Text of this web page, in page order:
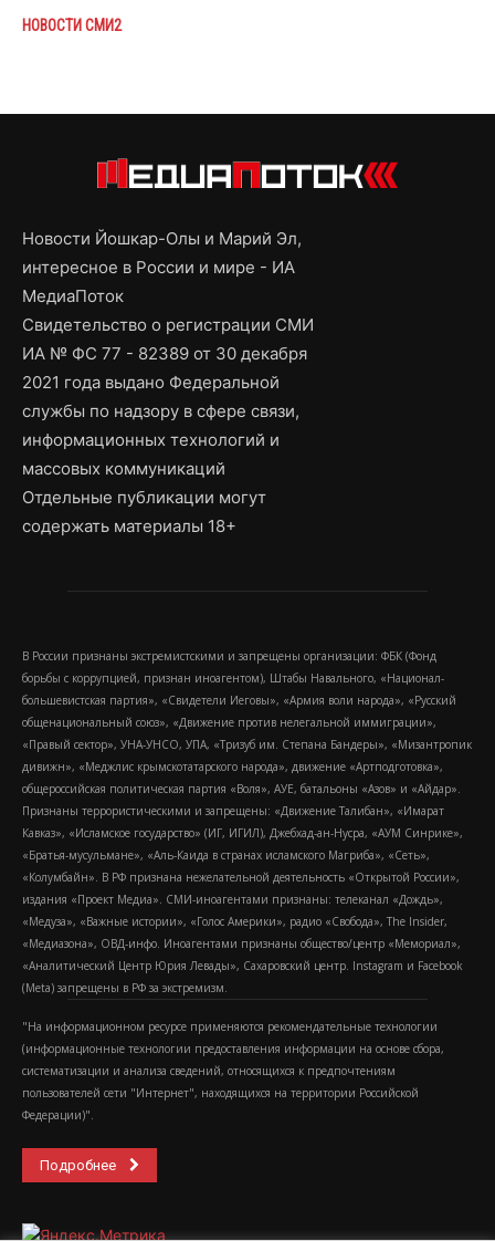
НОВОСТИ СМИ2
Новости Йошкар-Олы и Марий Эл,
интересное в России и мире - ИА
МедиаПоток
Свидетельство о регистрации СМИ
ИА № ФС 77 - 82389 от 30 декабря
2021 года выдано Федеральной
службы по надзору в сфере связи,
информационных технологий и
массовых коммуникаций
Отдельные публикации могут
содержать материалы 18+
В России признаны экстремистскими и запрещены организации: ФБК (Фонд
борьбы с коррупцией, признан иноагентом), Штабы Навального, «Национал-
большевистская партия», «Свидетели Иеговы», «Армия воли народа», «Русский
общенациональный союз», «Движение против нелегальной иммиграции»,
«Правый сектор», УНА-УНСО, УПА, «Тризуб им. Степана Бандеры», «Мизантропик
дивижн», «Меджлис крымскотатарского народа», движение «Артподготовка»,
общероссийская политическая партия «Воля», АУЕ, батальоны «Азов» и «Айдар».
Признаны террористическими и запрещены: «Движение Талибан», «Имарат
Кавказ», «Исламское государство» (ИГ, ИГИЛ), Джебхад-ан-Нусра, «АУМ Синрике»,
«Братья-мусульмане», «Аль-Каида в странах исламского Магриба», «Сеть»,
«Колумбайн». В РФ признана нежелательной деятельность «Открытой России»,
издания «Проект Медиа». СМИ-иноагентами признаны: телеканал «Дождь»,
«Медуза», «Важные истории», «Голос Америки», радио «Свобода», The Insider,
«Медиазона», ОВД-инфо. Иноагентами признаны общество/центр «Мемориал»,
«Аналитический Центр Юрия Левады», Сахаровский центр. Instagram и Facebook
(Metа) запрещены в РФ за экстремизм.
"На информационном ресурсе применяются рекомендательные технологии
(информационные технологии предоставления информации на основе сбора,
систематизации и анализа сведений, относящихся к предпочтениям
пользователей сети "Интернет", находящихся на территории Российской
Федерации)".
Подробнее